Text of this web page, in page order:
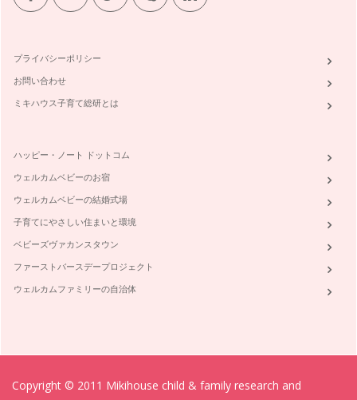
プライバシーポリシー
お問い合わせ
ミキハウス子育て総研とは
ハッピー・ノート ドットコム
ウェルカムベビーのお宿
ウェルカムベビーの結婚式場
子育てにやさしい住まいと環境
ベビーズヴァカンスタウン
ファーストバースデープロジェクト
ウェルカムファミリーの自治体
Copyright © 2011 Mikihouse child & family research and